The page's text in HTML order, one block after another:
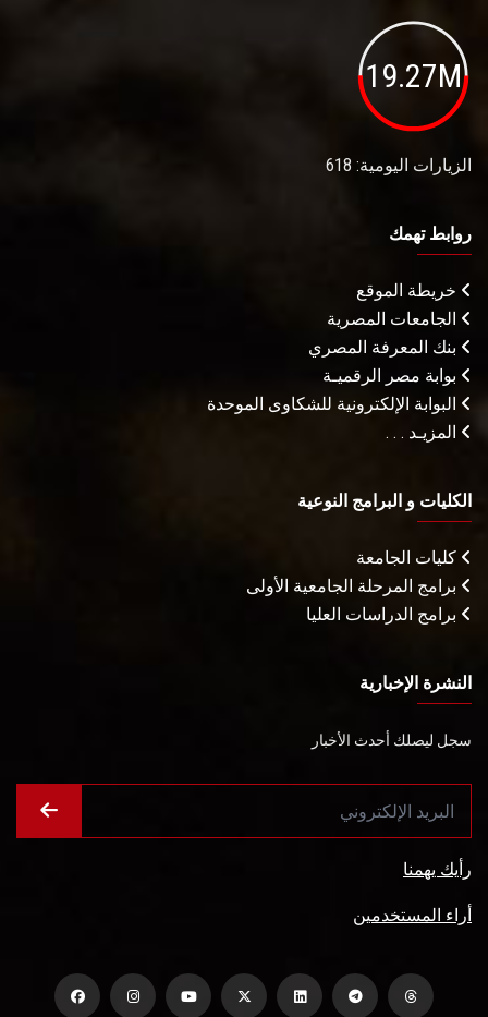
19.27M
الزيارات اليومية: 618
روابط تهمك
خريطة الموقع
الجامعات المصرية
بنك المعرفة المصري
بوابة مصر الرقميـة
البوابة الإلكترونية للشكاوى الموحدة
المزيـد . . .
الكليات و البرامج النوعية
كليات الجامعة
برامج المرحلة الجامعية الأولى
برامج الدراسات العليا
النشرة الإخبارية
سجل ليصلك أحدث الأخبار
رأيك يهمنا
أراء المستخدمين